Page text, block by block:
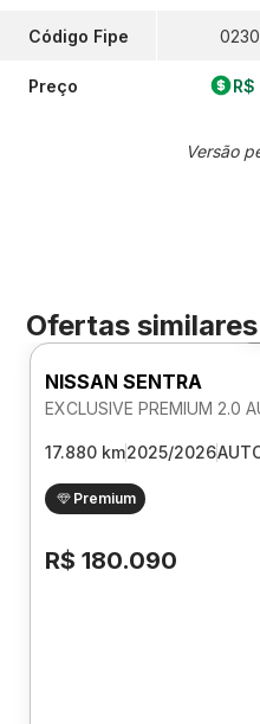
Código Fipe
Preço
Versão
Ofertas
NISSAN SENTRA
EXCLUSIVE PREMIUM 2.0
17.880 km2025/2026
Premium
R$ 180.090